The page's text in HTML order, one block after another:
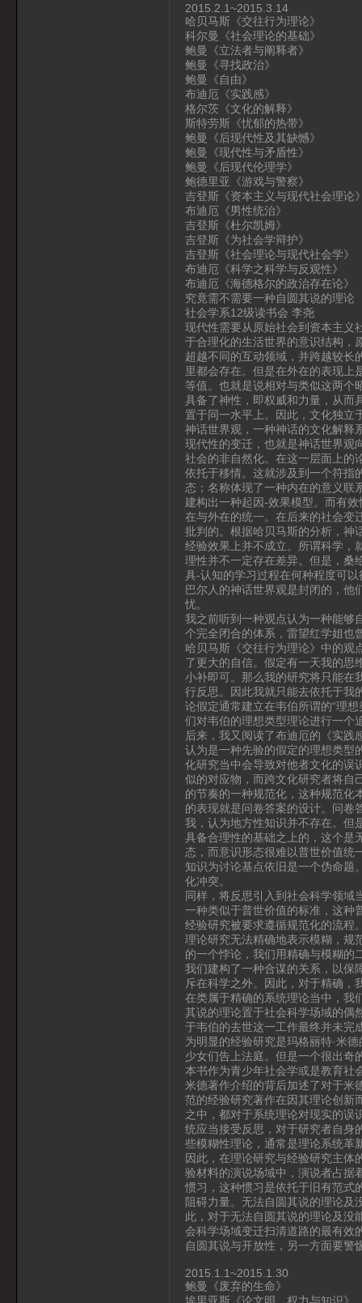
2015.2.1~2015.3.14
哈贝马斯《交往行为理论》
科尔曼《社会理论的基础》
鲍曼《立法者与阐释者》
鲍曼《寻找政治》
鲍曼《自由》
布迪厄《实践感》
格尔茨《文化的解释》
斯特劳斯《忧郁的热带》
鲍曼《后现代性及其缺憾》
鲍曼《现代性与矛盾性》
鲍曼《后现代伦理学》
鲍德里亚《游戏与警察》
吉登斯《资本主义与现代社会理论
布迪厄《男性统治》
吉登斯《杜尔凯姆》
吉登斯《为社会学辩护》
吉登斯《社会理论与现代社会学》
布迪厄《科学之科学与反观性》
布迪厄《海德格尔的政治存在论》
究竟需不需要一种自圆其说的理论
社会学系12级读书会 李尧
现代性需要从原始社会到资本主义
于合理化的生活世界的意识结构，
超越不同的互动领域，并跨越较长
里都会存在。但是在外在的表现上
等值。也就是说相对与类似这两个
具备了神性，即权威和力量，从而
置于同一水平上。因此，文化独立
神话世界观，一种神话的文化解释
现代性的变迁，也就是神话世界观
社会的非自然化。在这一层面上的
依托于移情。这就涉及到一个符指
态；名称体现了一种内在的意义联
建构出一种起因-效果模型。而有
在与外在的统一。在后来的社会变
批判的。根据哈贝马斯的分析，神
经验效果上并不成立。所谓科学，
理性并不一定存在差异。但是，桑
具-认知的学习过程在何种程度可
巴尔人的神话世界观是封闭的，他
忧。
我之前听到一种观点认为一种能够
个完全闭合的体系，雷望红学姐也
哈贝马斯《交往行为理论》中的观
了更大的自信。假定有一天我的思
小补即可。那么我的研究将只能在
行反思。因此我就只能去依托于我
论假定通常建立在韦伯所谓的“理
们对韦伯的理想类型理论进行一个
后来，我又阅读了布迪厄的《实践
认为是一种先验的假定的理想类型
化研究当中会导致对他者文化的误
似的对应物，而跨文化研究者将自
的节奏的一种规范化，这种规范化
的表现就是问卷答案的设计。问卷
我，认为地方性知识并不存在。但
具备合理性的基础之上的，这个是
态，而意识形态很难以普世价值统
知识为讨论基点依旧是一个伪命题
化冲突。
同样，将反思引入到社会科学领域
一种类似于普世价值的标准，这种
经验研究被要求遵循规范化的流程
理论研究无法精确地表示模糊，规
的一个悖论，我们用精确与模糊的
我们建构了一种合谋的关系，以保
斥在科学之外。因此，对于精确，
在类属于精确的系统理论当中，我
其说的理论置于社会科学场域的偶
于韦伯的去世这一工作最终并未完
为明显的经验研究是玛格丽特·米
少女们告上法庭。但是一个很出奇
本书作为青少年社会学或是教育社
米德著作介绍的背后加述了对于米
范的经验研究著作在因其理论创新
之中，都对于系统理论对现实的误
统应当接受反思，对于研究者自身
些模糊性理论，通常是理论系统革
因此，在理论研究与经验研究主体
验材料的演说场域中，演说者占据
惯习，这种惯习是依托于旧有范式
阻碍力量。无法自圆其说的理论及
此，对于无法自圆其说的理论及没
会科学场域变迁扫清道路的最有效
自圆其说与开放性，另一方面要警
2015.1.1~2015.1.30
鲍曼《废弃的生命》
埃里亚斯《论文明、权力与知识》